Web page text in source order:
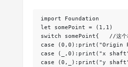
import Foundation
let somePoint = (1,1)
switch somePoint{   //这个相
case (0,0):print("Origin
case (_,0):print("x
case (0,_):print("y